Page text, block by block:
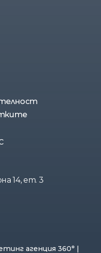
14, ет. 3
агенция 360° |